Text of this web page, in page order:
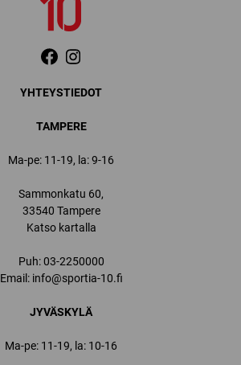
YHTEYSTIEDOT
TAMPERE
Ma-pe: 11-19, la: 9-16
Sammonkatu 60,
33540 Tampere
Katso kartalla
Puh:03-2250000
Email: info@sportia-10.fi
JYVÄSKYLÄ
Ma-pe: 11-19, la: 10-16